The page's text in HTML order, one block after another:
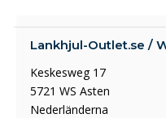
Lankhjul-Outlet.se /
Keskesweg 17
5721 WS Asten
Nederländerna